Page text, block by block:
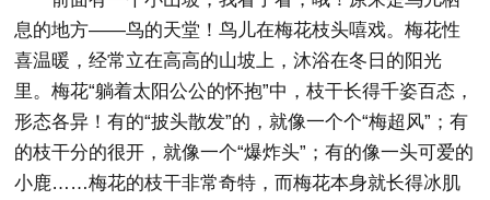
息的地方——鸟的天堂！鸟儿在梅花枝头嘻戏。梅花性
喜温暖，经常立在高高的山坡上，沐浴在冬日的阳光
里。梅花“躺着太阳公公的怀抱”中，枝干长得千姿百态，
形态各异！有的“披头散发”的，就像一个个“梅超风”；有
的枝干分的很开，就像一个“爆炸头”；有的像一头可爱的
小鹿……梅花的枝干非常奇特，而梅花本身就长得冰肌